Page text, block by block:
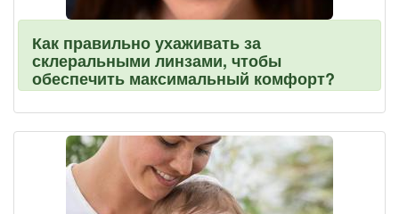
Как правильно ухаживать за
склеральными линзами, чтобы
обеспечить максимальный комфорт?